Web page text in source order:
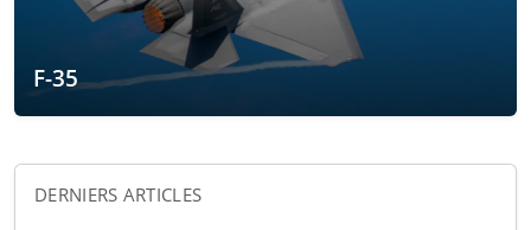
F-35
DERNIERS ARTICLES